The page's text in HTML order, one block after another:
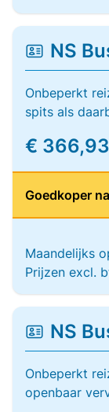
NS
Onbeperkt
spits als
€
Goedkoper
Maandelijks
Prijzen excl.
NS
Onbeperkt
openbaar